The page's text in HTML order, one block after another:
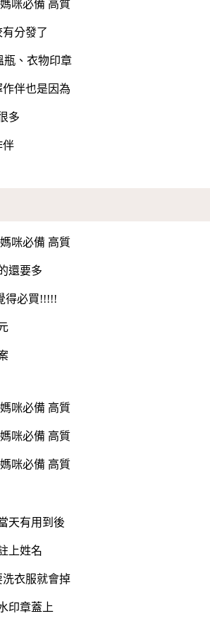
分發了
瓶、衣物印章
伴也是因為
多
伴
還要多
得必買!!!!!
天有用到後
上姓名
衣服就會掉
印章蓋上